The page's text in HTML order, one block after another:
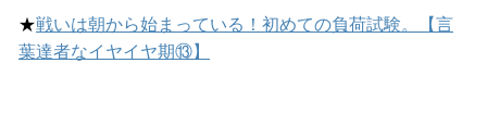
★戦いは朝から始まっている！初めての負荷試験。【言
葉達者なイヤイヤ期⑬】